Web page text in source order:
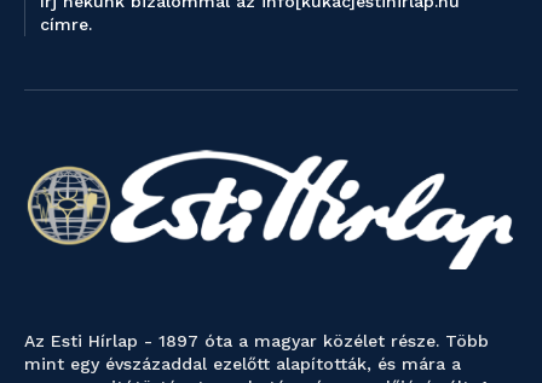
címre.
Az Esti Hírlap - 1897 óta a magyar közélet része. Több
mint egy évszázaddal ezelőtt alapították, és mára a